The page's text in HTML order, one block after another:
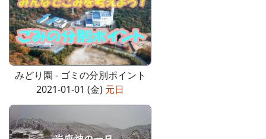
みどり園 - ゴミの分別ポイント
2021-01-01 (金) 元日